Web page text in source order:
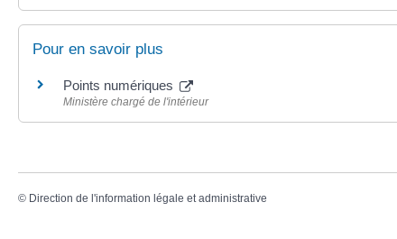
Pour en savoir plus
Points numériques
Ministère chargé de l'intérieur
© Direction de l'information légale et administrative